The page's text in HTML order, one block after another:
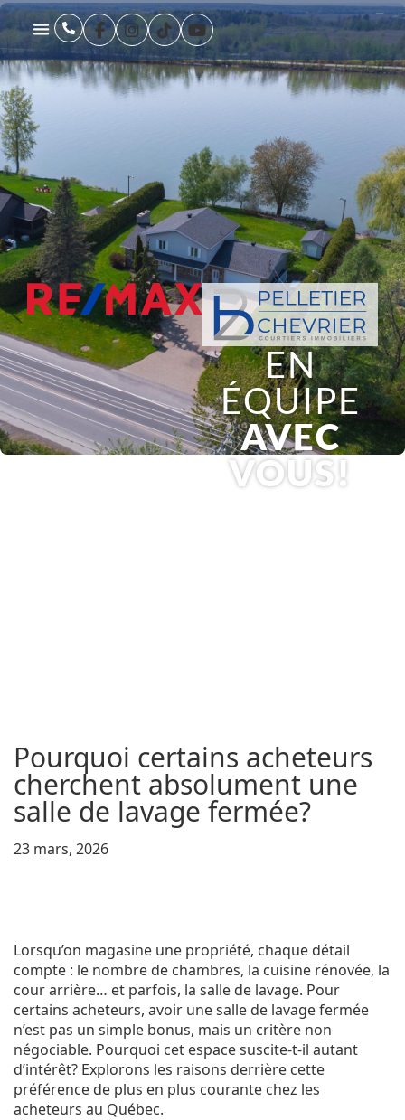
EN
ÉQUIPE
AVEC
VOUS!
Pourquoi certains acheteurs
cherchent absolument une
salle de lavage fermée?
23 mars, 2026
Lorsqu’on magasine une propriété, chaque détail
compte : le nombre de chambres, la cuisine rénovée, la
cour arrière… et parfois, la salle de lavage. Pour
certains acheteurs, avoir une salle de lavage fermée
n’est pas un simple bonus, mais un critère non
négociable. Pourquoi cet espace suscite-t-il autant
d’intérêt? Explorons les raisons derrière cette
préférence de plus en plus courante chez les
acheteurs au Québec.